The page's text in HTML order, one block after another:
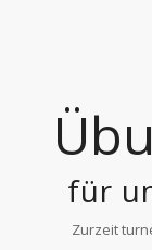
für
Zurzeit